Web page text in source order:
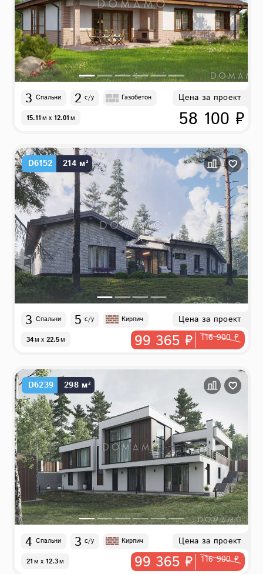
3 Спальни 2 с/у Газобетон
15.11м x 12.01м
Цена за проект
58 100 ₽
D6152 214 м²
3 Спальни 5 с/у Кирпич
34м x 22.5м
Цена за проект
99 365 ₽ 116 900 ₽
D6239 298 м²
4 Спальни 3 с/у Кирпич
21м x 12.3м
Цена за проект
99 365 ₽ 116 900 ₽